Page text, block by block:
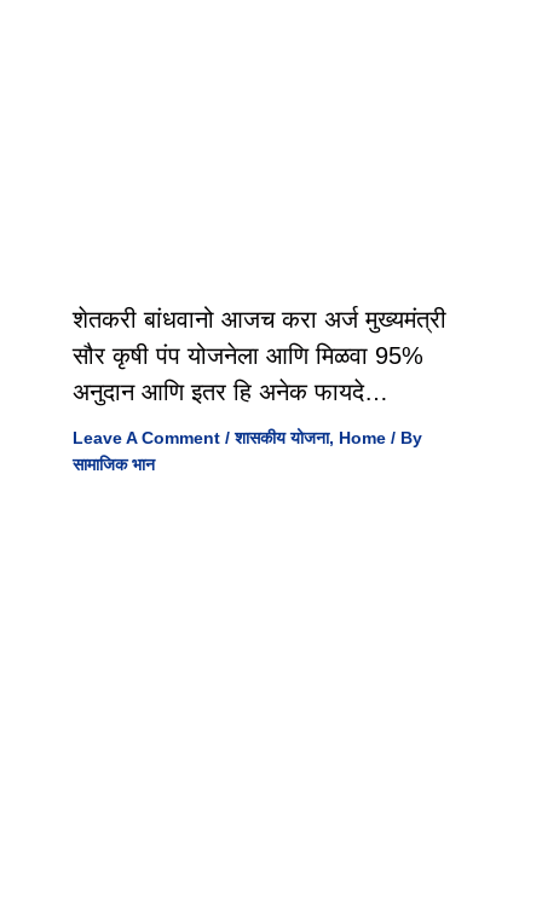
शेतकरी बांधवानो आजच करा अर्ज मुख्यमंत्री
सौर कृषी पंप योजनेला आणि मिळवा 95%
अनुदान आणि इतर हि अनेक फायदे…
Leave A Comment /शासकीय योजना, Home / By
सामाजिक भान